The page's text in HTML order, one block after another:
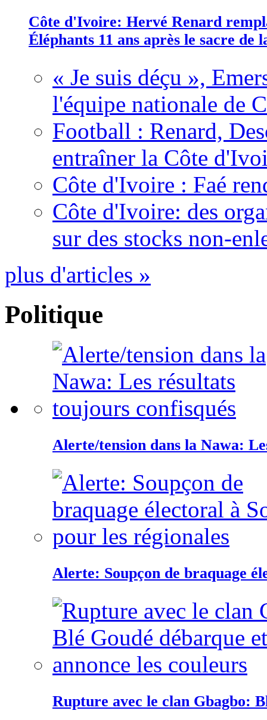
Côte d'Ivoire: Hervé Renard
Éléphants 11 ans après le sacre de
« Je suis déçu »,
l'équipe nationale de
Football : Renard,
entraîner la Côte
Côte d'Ivoire : Faé
Côte d'Ivoire: des
sur des stocks non-
plus d'articles »
Politique
Alerte/tension dans la Nawa:
Alerte: Soupçon de braquage
Rupture avec le clan Gbagbo: